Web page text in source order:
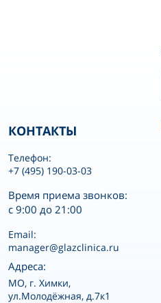
КОНТАКТЫ
Телефон:
+7 (495) 190-03-03
Время приема звонков:
с 9:00 до 21:00
Email:
manager@glazclinica.ru
Адреса:
MO, г. Химки,
ул.Молодёжная, д.7к1